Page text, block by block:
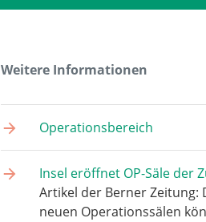
Weitere Informationen
Operationsbereich
Insel eröffnet OP-Säle der
Artikel der Berner Zeitung:
neuen Operationssälen